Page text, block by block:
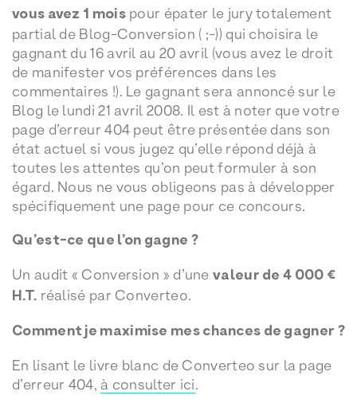
vous avez 1 moispour épater le jury totalement
partial de Blog-Conversion ( ;-)) qui choisira le
gagnant du 16 avril au 20 avril (vous avez le droit
de manifester vos préférences dans les
commentaires !). Le gagnant sera annoncé sur le
Blog le lundi 21 avril 2008. Il est à noter que votre
page d’erreur 404 peut être présentée dans son
état actuel si vous jugez qu’elle répond déjà à
toutes les attentes qu’on peut formuler à son
égard. Nous ne vous obligeons pas à développer
spécifiquement une page pour ce concours.
Qu’est-ce que l’on gagne ?
Un audit « Conversion » d’une valeur de 4 000 €
H.T. réalisé par Converteo.
Comment je maximise mes chances de gagner ?
En lisant le livre blanc de Converteo sur la page
d’erreur 404, à consulter ici.